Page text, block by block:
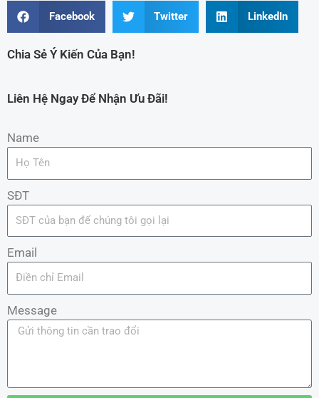
Facebook Twitter LinkedIn
Chia Sẻ Ý Kiến Của Bạn!
Liên Hệ Ngay Để Nhận Ưu Đãi!
Name
SĐT
Email
Message